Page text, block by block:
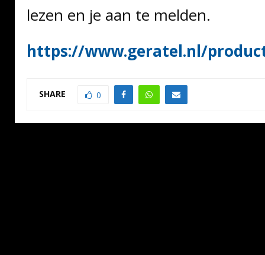
lezen en je aan te melden.
https://www.geratel.nl/
SHARE 0